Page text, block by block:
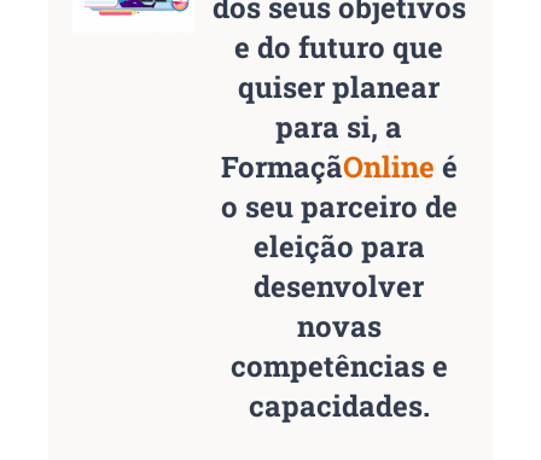
e do futuro que
quiser planear
para si, a
FormaçãOnline é
o seu parceiro de
eleição para
desenvolver
novas
competências e
capacidades.